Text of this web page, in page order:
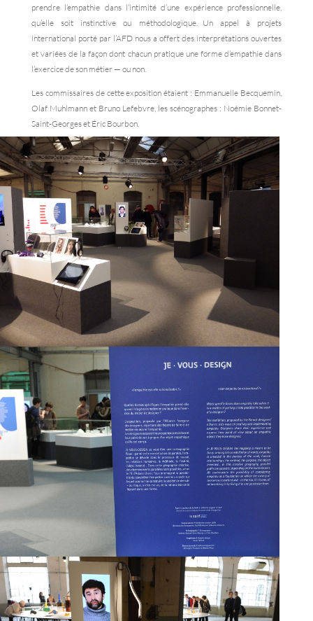
prendre l’empathie dans l’intimité d’une expérience professionnelle,
qu’elle soit instinctive ou méthodologique. Un appel à projets
international porté par l’AFD nous a offert des interprétations ouvertes
et variées de la façon dont chacun pratique une forme d’empathie dans
l’exercice de son métier — ou non.
Les commissaires de cette exposition étaient : Emmanuelle Becquemin,
Olaf Muhlmann et Bruno Lefebvre, les scénographes : Noémie Bonnet-
Saint-Georges et Éric Bourbon.